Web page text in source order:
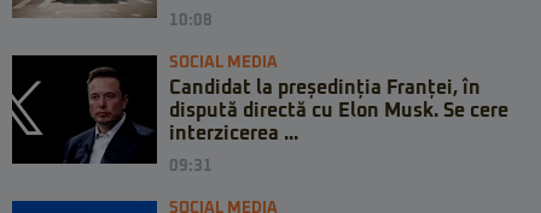
10:08
SOCIAL MEDIA
Candidat la președinția Franței, în
dispută directă cu Elon Musk. Se cere
interzicerea ...
09:31
SOCIAL MEDIA